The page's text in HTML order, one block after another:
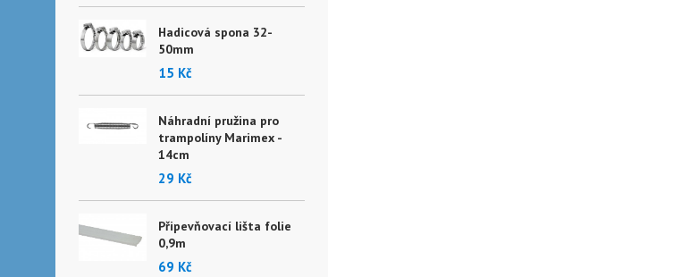
Hadicová spona 32-
50mm
15 Kč
Náhradní pružina pro
trampolíny Marimex -
14cm
29 Kč
Připevňovací lišta folie
0,9m
69 Kč